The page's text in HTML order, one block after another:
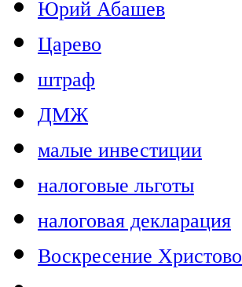
Юрий Абашев
Царево
штраф
ДМЖ
малые инвестиции
налоговые льготы
налоговая декларация
Воскресение Христово